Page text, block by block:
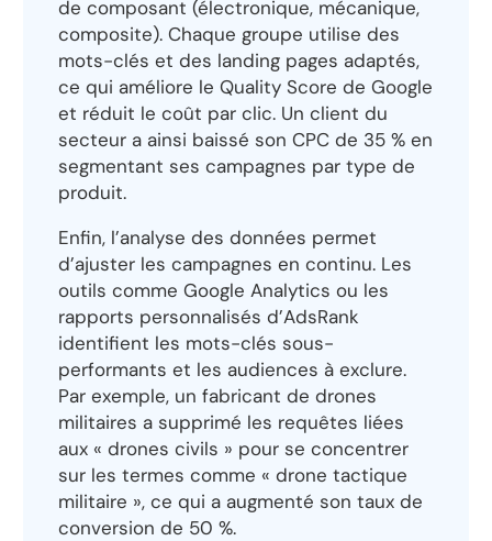
de composant (électronique, mécanique,
composite). Chaque groupe utilise des
mots-clés et des landing pages adaptés,
ce qui améliore le Quality Score de Google
et réduit le coût par clic. Un client du
secteur a ainsi baissé son CPC de 35 % en
segmentant ses campagnes par type de
produit.
Enfin, l’analyse des données permet
d’ajuster les campagnes en continu. Les
outils comme Google Analytics ou les
rapports personnalisés d’AdsRank
identifient les mots-clés sous-
performants et les audiences à exclure.
Par exemple, un fabricant de drones
militaires a supprimé les requêtes liées
aux « drones civils » pour se concentrer
sur les termes comme « drone tactique
militaire », ce qui a augmenté son taux de
conversion de 50 %.